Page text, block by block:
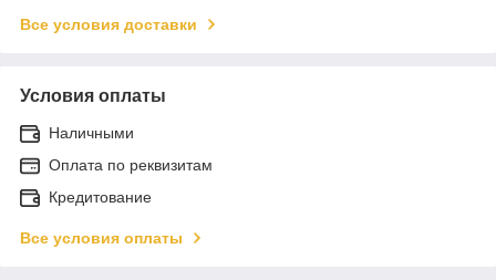
Все условия доставки
Условия оплаты
Наличными
Оплата по реквизитам
Кредитование
Все условия оплаты